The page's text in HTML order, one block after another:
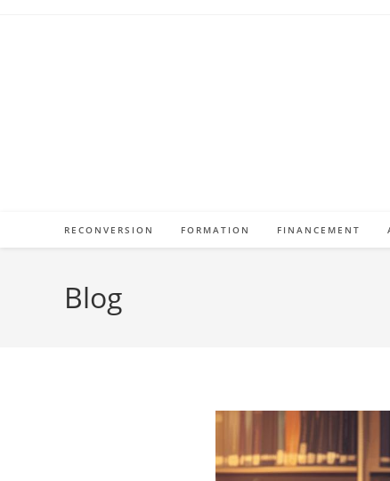
RECONVERSION FORMATION FINANCEMENT
Blog